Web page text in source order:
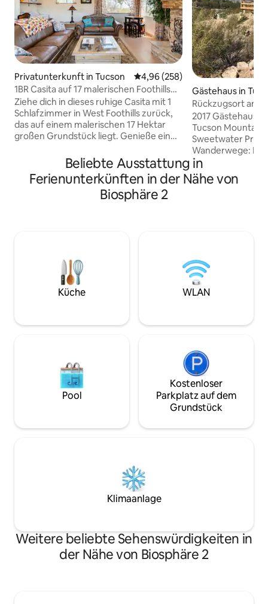
Privatunterkunft in Tucson Durchschnittliche Bewertung:
4,96 (258)
1BR Casita auf 17 malerischen Foothills
Acres #9
Ziehe dich in dieses ruhige Casita mit 1
Schlafzimmer in West Foothills zurück,
das auf einem malerischen 17 Hektar
großen Grundstück liegt. Genieße ein
eine voll ausgestattete Küche mit RO-
Wasser, eine Eismaschine, eine
Mikrowelle, einen Herd/Backofen, einen
65-Zoll-Roku-TV mit 220 Kanälen,
der Silverbell Rd, 6 Meilen zur UofA.
Einwandfrei sauber und einladend,
perfekt für eine ruhige Zuflucht. AZ TPT
Lizenz 21337578
Gästehaus in
Rückzugsort am
der Sonora-
2017 Gästehaus
Tucson Mountain
Sweetwater
Wanderwege:
Laufen und
riesige
für
ein 3-Hektar-
Wüstenflora/-
aber nur 10
Hauch von
Beliebte Ausstattung in
Ferienunterkünften in der Nähe von
Biosphäre 2
Küche WLAN
Pool
Kostenloser
Parkplatz auf dem
Grundstück
Klimaanlage
Weitere beliebte Sehenswürdigkeiten in
der Nähe von Biosphäre 2